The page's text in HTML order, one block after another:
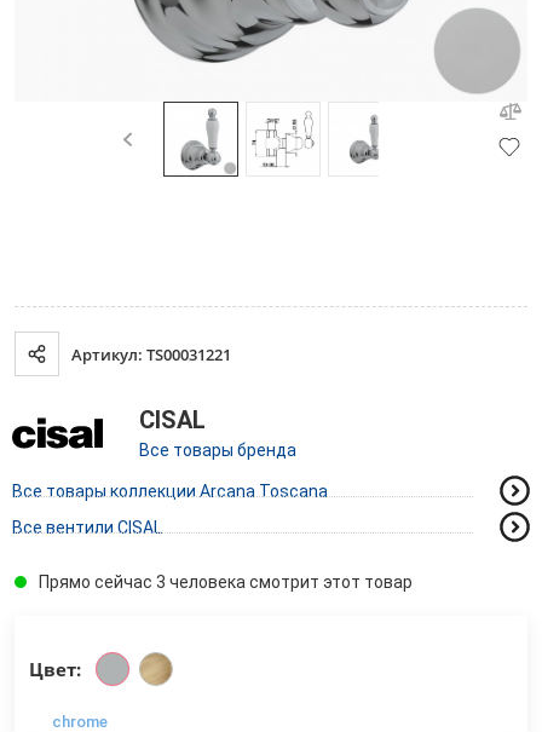
Артикул: TS00031221
CISAL
Все товары бренда
Все товары коллекции Arcana Toscana
Все вентили CISAL
Прямо сейчас 3 человека смотрит этот товар
Цвет:
chrome